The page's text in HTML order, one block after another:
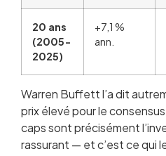
20 ans
(2005-
2025)
+7,1 %
ann.
Warren Buffett l’a dit
prix élevé pour le
caps sont précisément
rassurant — et c’est ce qui